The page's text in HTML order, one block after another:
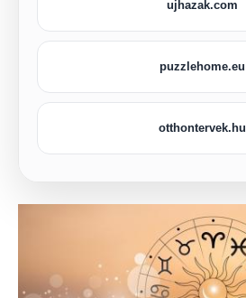
ujhazak.com
puzzlehome.eu
otthontervek.hu